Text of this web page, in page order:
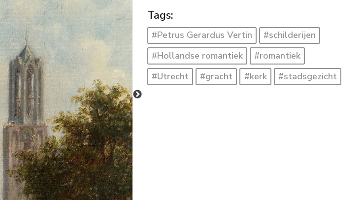
Tags:
#Petrus Gerardus Vertin
#schilderijen
#Hollandse romantiek
#romantiek
#Utrecht
#gracht #kerk #stadsgezicht